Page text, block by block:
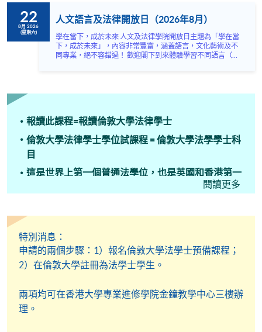
包括： ⚖️ 律政司司長 ⚖️ 高等法院法官 ⚖️ 立法會議員 ⚖️ 香港
金融管理局總裁 ⚖️ 證券及期貨事務監察委員會行政總裁...
22
8月 2026
(星期六)
人文語言及法律開放日（2026年8月）
學在當下，成於未來 人文及法律學院開放日主題為「學在當
下，成於未來」，內容非常豐富，涵蓋語言，文化藝術及不
同專業，絕不容錯過！ 歡迎閣下到來體驗學習不同語言（包
的你，絕對是機會難逢。若你想瞭解心理學及相關的日常應
握機會，立刻報名參加，規劃學習之路，成就你的未來藍
報讀此課程=報讀倫敦大學法律學士
倫敦大學法律學士學位試課程 = 倫敦大學法學學士科
目
這是世界上第一個普通法學位，也是英國和香港第一
為法律學位的「黃金標準」。
Academic Direction: UCL, LSE, KCL, Birkbeck, Queen
Mary and SOAS.
恭喜多位香港大學專業進修學院的畢業生在倫敦大學
法律學士學位試課程中獲得一等榮譽學位。
閱讀更多
特別消息：
申請的兩個步驟：1）報名倫敦大學法學士預備課程；
2）在倫敦大學註冊為法學士學生。
兩項均可在香港大學專業進修學院金鐘教學中心三樓辦
理。